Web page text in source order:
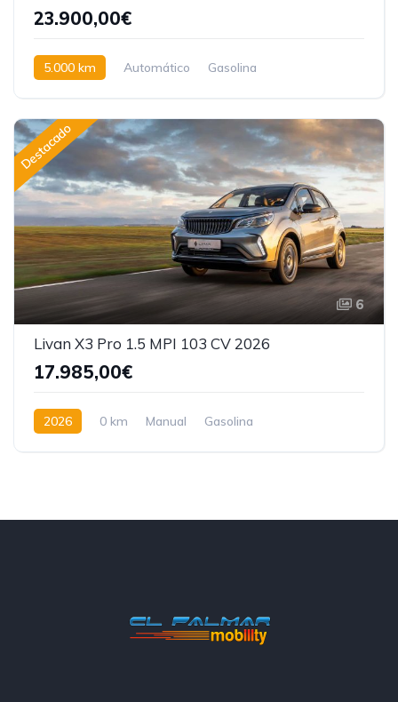
23.900,00€
5.000 km Automático
Gasolina
Destacado
6
Livan X3 Pro 1.5 MPI 103 CV 2026
17.985,00€
2026 0 km Manual
Gasolina